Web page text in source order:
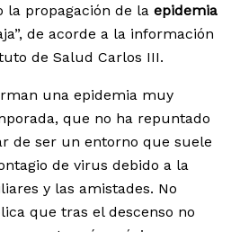
la propagación de la epidemia
de acorde a la información
de Salud Carlos III.
una epidemia muy
que no ha repuntado
de ser un entorno que suele
de virus debido a la
y las amistades. No
que tras el descenso no